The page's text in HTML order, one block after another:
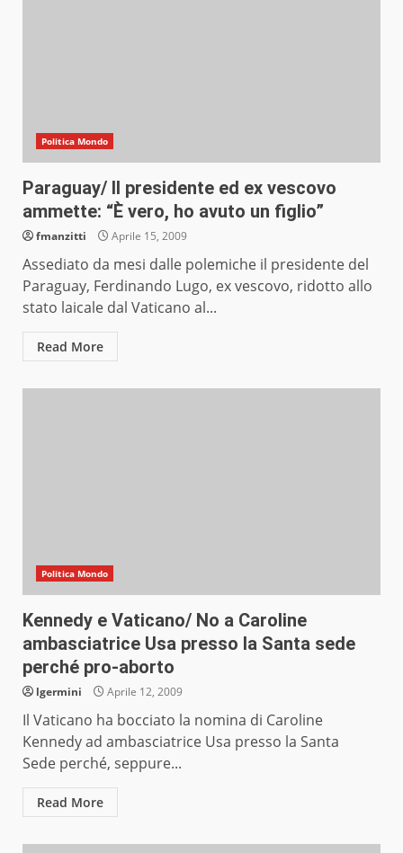
Politica Mondo
Paraguay/ Il presidente ed ex vescovo
ammette: “È vero, ho avuto un figlio”
fmanzitti Aprile 15, 2009
Assediato da mesi dalle polemiche il presidente del
Paraguay, Ferdinando Lugo, ex vescovo, ridotto allo
stato laicale dal Vaticano al...
Read More
Politica Mondo
Kennedy e Vaticano/ No a Caroline
ambasciatrice Usa presso la Santa sede
perché pro-aborto
lgermini Aprile 12, 2009
Il Vaticano ha bocciato la nomina di Caroline
Kennedy ad ambasciatrice Usa presso la Santa
Sede perché, seppure...
Read More